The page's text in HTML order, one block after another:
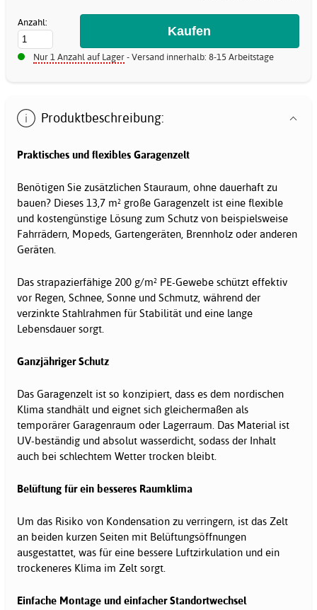
Anzahl:
Nur 1 Anzahl auf Lager- Versand innerhalb: 8-15 Arbeitstage
Produktbeschreibung:
Praktisches und flexibles Garagenzelt
Benötigen Sie zusätzlichen Stauraum, ohne dauerhaft zu
bauen? Dieses 13,7 m² große Garagenzelt ist eine flexible
und kostengünstige Lösung zum Schutz von beispielsweise
Fahrrädern, Mopeds, Gartengeräten, Brennholz oder anderen
Geräten.
Das strapazierfähige 200 g/m² PE-Gewebe schützt effektiv
vor Regen, Schnee, Sonne und Schmutz, während der
verzinkte Stahlrahmen für Stabilität und eine lange
Lebensdauer sorgt.
Ganzjähriger Schutz
Das Garagenzelt ist so konzipiert, dass es dem nordischen
Klima standhält und eignet sich gleichermaßen als
temporärer Garagenraum oder Lagerraum. Das Material ist
UV-beständig und absolut wasserdicht, sodass der Inhalt
auch bei schlechtem Wetter trocken bleibt.
Belüftung für ein besseres Raumklima
Um das Risiko von Kondensation zu verringern, ist das Zelt
an beiden kurzen Seiten mit Belüftungsöffnungen
ausgestattet, was für eine bessere Luftzirkulation und ein
trockeneres Klima im Zelt sorgt.
Einfache Montage und einfacher Standortwechsel